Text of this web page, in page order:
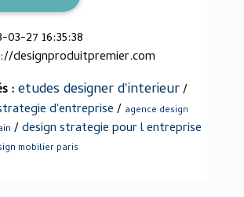
03-27 16:35:38
designproduitpremier.com
:etudes designer d'interieur/
d'entreprise/ agence design
/design strategie pour l entreprise
mobilier paris